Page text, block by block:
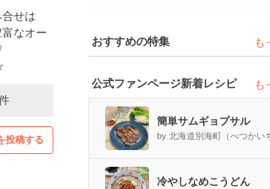
せは
なオー
投稿する
おすすめの特集 も
公式ファンページ新着レシピ も
簡単サムギョプサル
by 北海道別海町（べつかい
冷やしなめこうどん